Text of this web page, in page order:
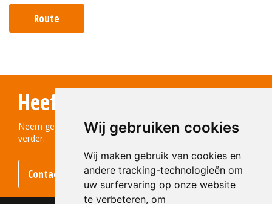
Wij gebruiken cookies
Wij maken gebruik van cookies en
andere tracking-technologieën om
uw surfervaring op onze website
te verbeteren, om
Route
Heeft u vragen?
Neem gerust contact met ons op! We helpen u graag
verder.
Contact opnemen